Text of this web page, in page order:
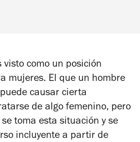
como un posición
mujeres. El que un hombre
causar cierta
de algo femenino, pero
toma esta situación y se
incluyente a partir de